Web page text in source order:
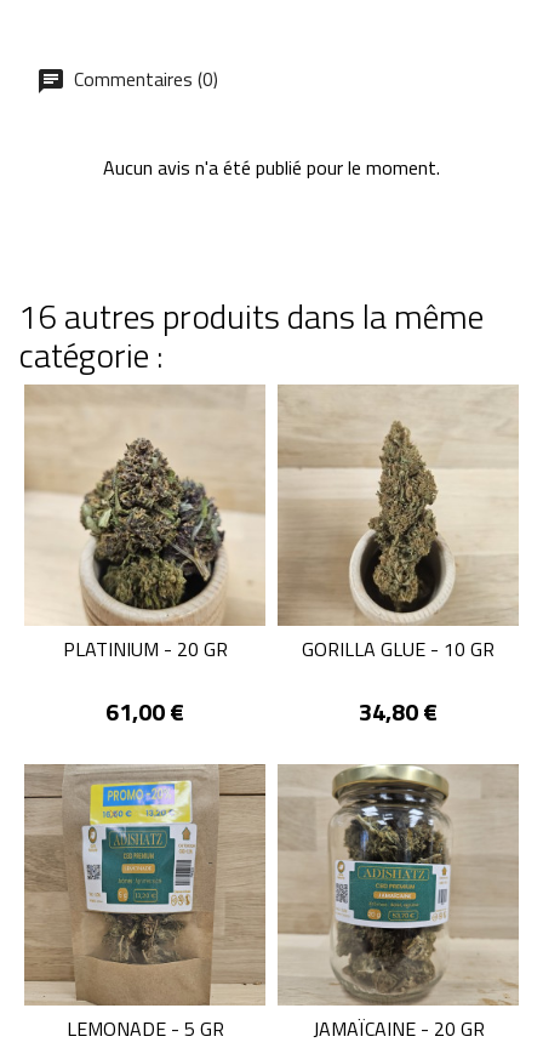
Commentaires (0)
Aucun avis n'a été publié pour le moment.
16 autres produits dans la même
catégorie :
PLATINIUM - 20 GR
Prix
61,00 €
GORILLA GLUE - 10 GR
Prix
34,80 €
LEMONADE - 5 GR JAMAÏCAINE - 20 GR